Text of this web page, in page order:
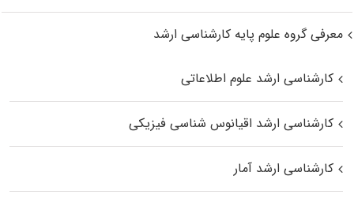
معرفی گروه علوم پایه کارشناسی ارشد
کارشناسی ارشد علوم اطلاعاتی
کارشناسی ارشد اقیانوس‌ شناسی فیزیکی
کارشناسی ارشد آمار